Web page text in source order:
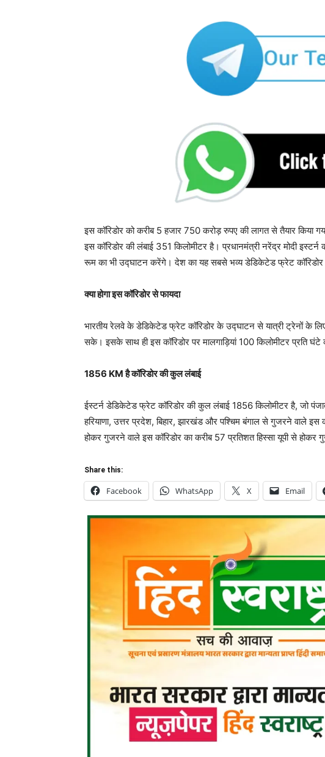
इस कॉरिडोर को करीब 5 हजार 750 करोड़ रुपए की लागत से तैयार किया
इस कॉरिडोर की लंबाई 351 किलोमीटर है। प्रधानमंत्री नरेंद्र मोदी
रूम का भी उद्घाटन करेंगे। देश का यह सबसे भव्य डेडिकेटेड फ्रेट कॉरिडोर
क्या होगा इस कॉरिडोर से फायदा
भारतीय रेलवे के डेडिकेटेड फ्रेट कॉरिडोर के उद्घाटन से यात्री ट्रेनों के
सके। इसके साथ ही इस कॉरिडोर पर मालगाड़ियां 100 किलोमीटर प्रति
1856 KM है कॉरिडोर की कुल लंबाई
ईस्टर्न डेडिकेटेड फ्रेट कॉरिडोर की कुल लंबाई 1856 किलोमीटर है, जो
हरियाणा, उत्तर प्रदेश, बिहार, झारखंड और पश्चिम बंगाल से गुजरने वाले इस
होकर गुजरने वाले इस कॉरिडोर का करीब 57 प्रतिशत हिस्सा यूपी से होकर
Share this:
Facebook WhatsApp X Email